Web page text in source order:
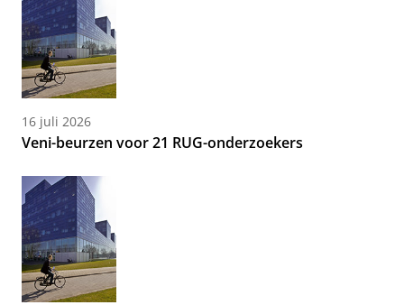
16 juli 2026
Veni-beurzen voor 21 RUG-onderzoekers